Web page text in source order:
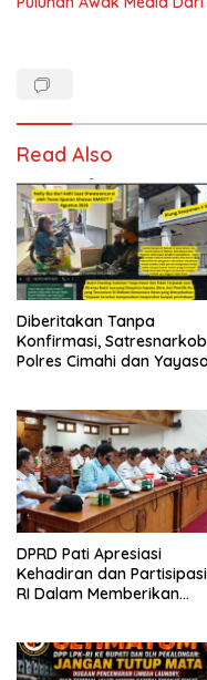
Read Also
Diberitakan Tanpa
Konfirmasi,
Polres Cimahi dan
DPRD Pati Apresiasi
Kehadiran dan Partisipasi
RI Dalam Memberikan